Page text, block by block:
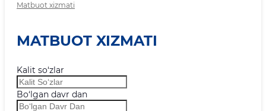
Matbuot xizmati
MATBUOT XIZMATI
Kalit so‘zlar
Bo‘lgan davr dan